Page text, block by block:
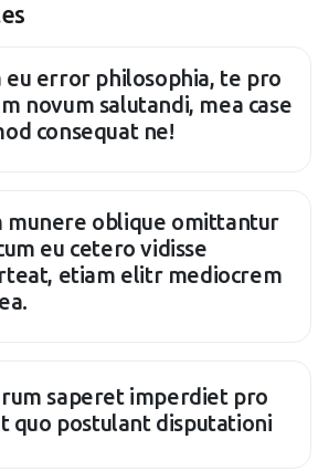
eu error philosophia, te pro
novum salutandi, mea case
consequat ne!
munere oblique omittantur
eu cetero vidisse
etiam elitr mediocrem
saperet imperdiet pro
quo postulant disputationi